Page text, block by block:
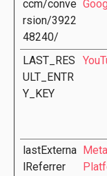
ccm/conve
rsion/3922
48240/
LAST_RES
ULT_ENTR
Y_KEY
lastExterna
lReferrer
Meta